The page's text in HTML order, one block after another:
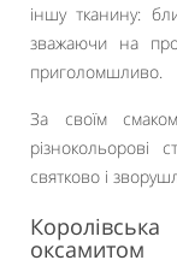
іншу тканину:
зважаючи на
приголомшливо.
За своїм
різнокольорові
святково і
оксамитом